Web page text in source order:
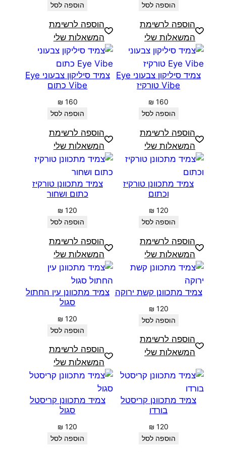
הוספה לסל
הוספה לרשימת
המשאלות שלי
הוספה לסל
הוספה לרשימת
המשאלות שלי
צמיד סיליקון צבעוני Eye
Vibe טורקיז
₪ 160
הוספה לסל
הוספה לרשימת
המשאלות שלי
צמיד סיליקון צבעוני Eye
Vibe כתום
₪ 160
הוספה לסל
הוספה לרשימת
המשאלות שלי
צמיד מתכוונן טורקיז
וכתום
₪ 120
הוספה לסל
הוספה לרשימת
המשאלות שלי
צמיד מתכוונן טורקיז
כתום ושחור
₪ 120
הוספה לסל
הוספה לרשימת
המשאלות שלי
צמיד מתכוונן קשת ירוקה
₪ 120
הוספה לסל
הוספה לרשימת
המשאלות שלי
צמיד מתכוונן עין החתול
סגול
₪ 120
הוספה לסל
הוספה לרשימת
המשאלות שלי
צמיד מתכוונן קריסטל
בורדו
₪ 120
הוספה לסל
צמיד מתכוונן קריסטל
סגול
₪ 120
הוספה לסל